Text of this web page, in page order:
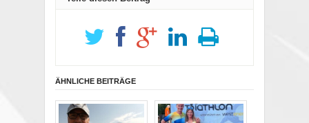
ÄHNLICHE BEITRÄGE